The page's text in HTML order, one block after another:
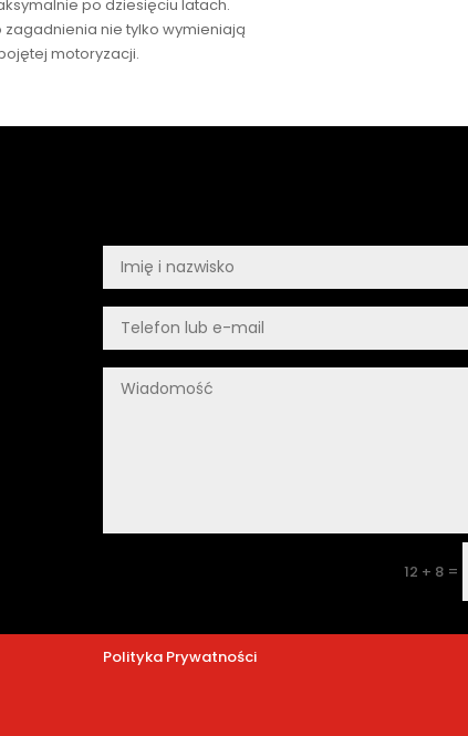
po dziesięciu latach.
nie tylko wymieniają
motoryzacji.
12 + 8=
Polityka Prywatności